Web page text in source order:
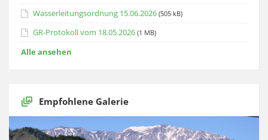
Wasserleitungsordnung 15.06.2026 (505 kB)
GR-Protokoll vom 18.05.2026 (1 MB)
Alle ansehen
Empfohlene Galerie